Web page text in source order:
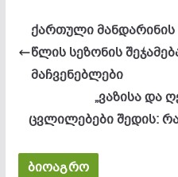
ქართული მანდარინის
წლის სეზონის
მაჩვენებლები
„ვაზისა და
ცვლილებები შედის:
ბიოაგრო